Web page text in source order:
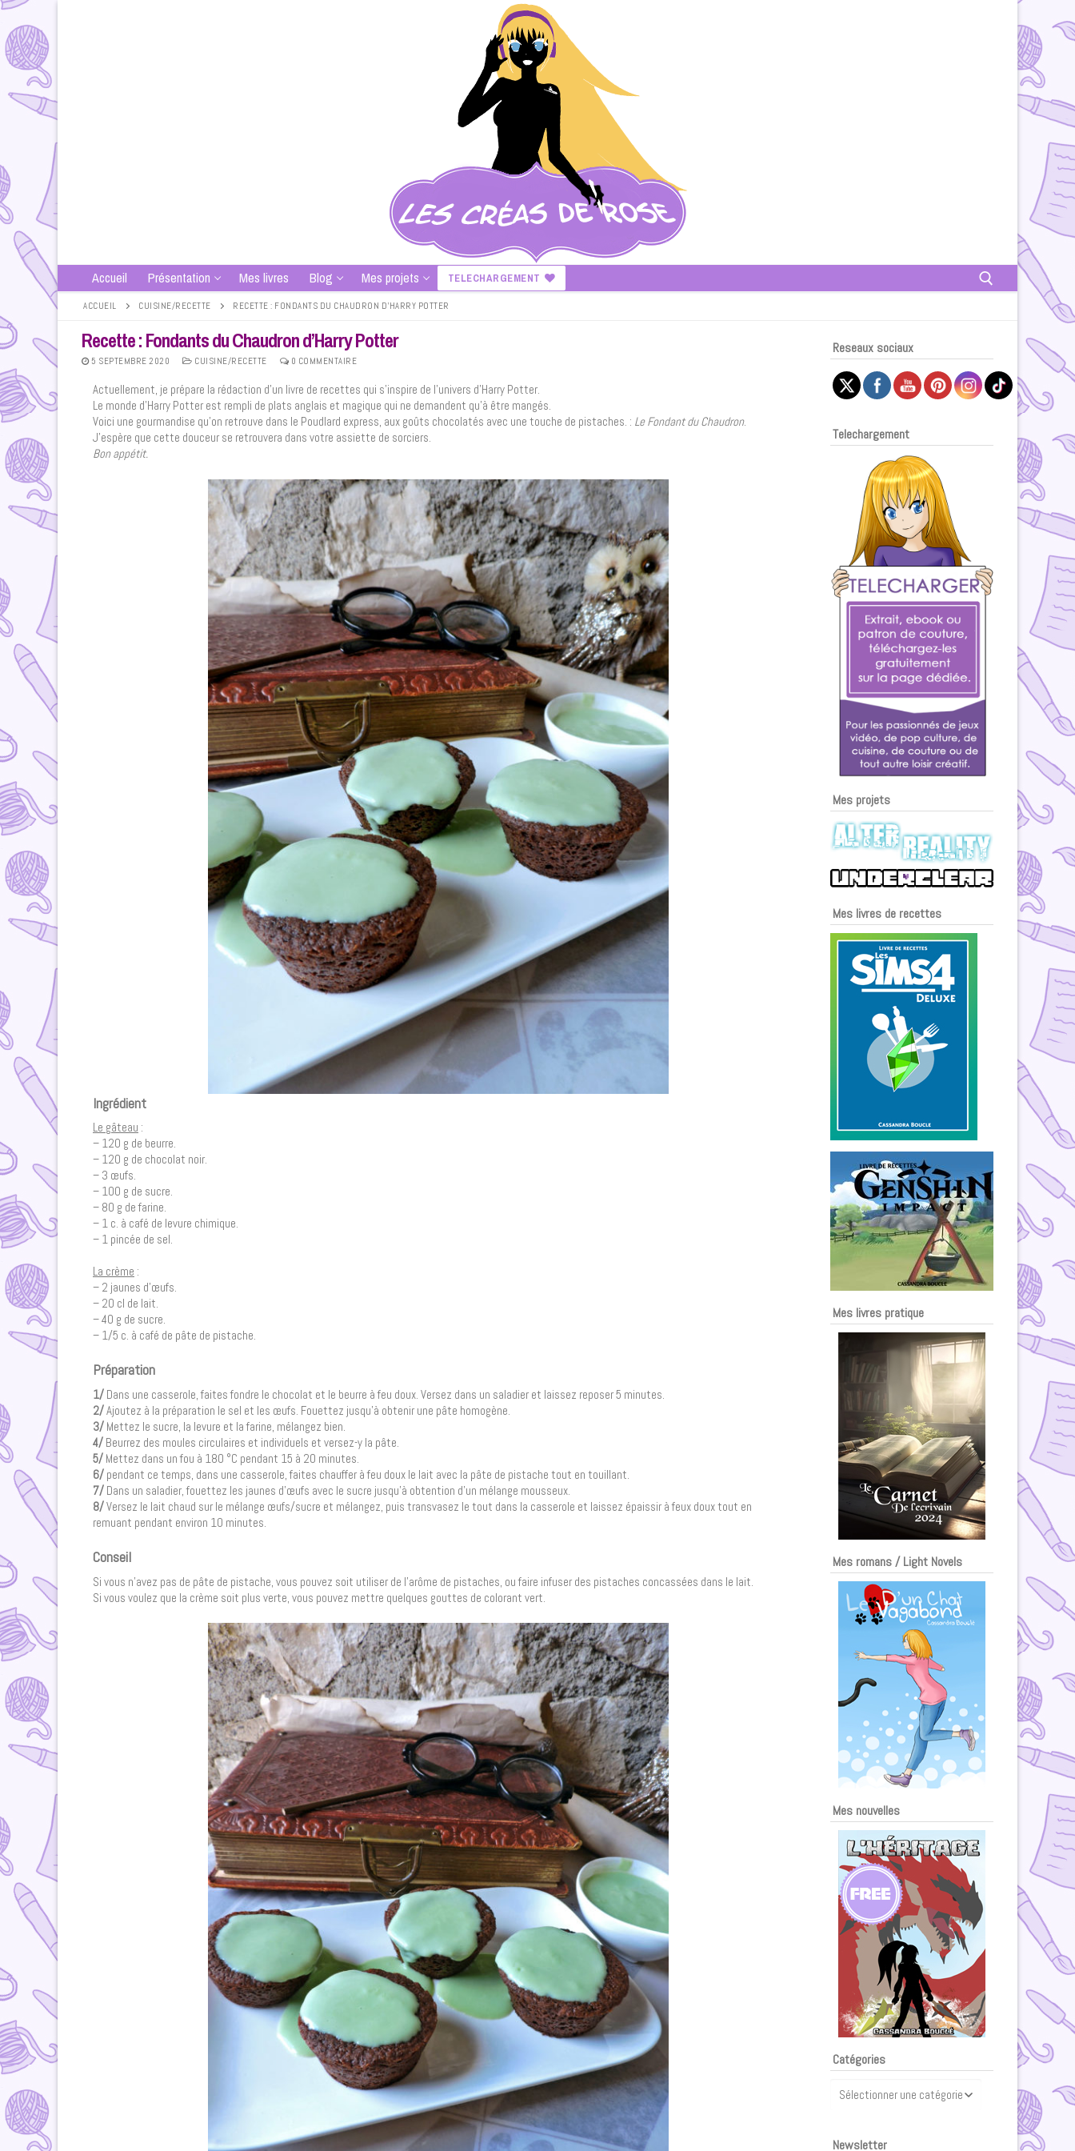
Accueil Présentation Mes livres Blog Mes projets TELECHARGEMENT
ACCUEIL CUISINE/RECETTE RECETTE : FONDANTS DU CHAUDRON D’HARRY POTTER
Recette : Fondants du Chaudron d’Harry Potter
5 SEPTEMBRE 2020 CUISINE/RECETTE 0 COMMENTAIRE
Actuellement, je prépare la rédaction d’un livre de recettes qui s’inspire de l’univers d’Harry Potter.
Le monde d’Harry Potter est rempli de plats anglais et magique qui ne demandent qu’à être mangés.
Voici une gourmandise qu’on retrouve dans le Poudlard express, aux goûts chocolatés avec une touche de pistaches. : Le Fondant du Chaudron.
J’espère que cette douceur se retrouvera dans votre assiette de sorciers.
Bon appétit.
Ingrédient
Le gâteau :
– 120 g de beurre.
– 120 g de chocolat noir.
– 3 œufs.
– 100 g de sucre.
– 80 g de farine.
– 1 c. à café de levure chimique.
– 1 pincée de sel.
La crème :
– 2 jaunes d’œufs.
– 20 cl de lait.
– 40 g de sucre.
– 1/5 c. à café de pâte de pistache.
Préparation
1/ Dans une casserole, faites fondre le chocolat et le beurre à feu doux. Versez dans un saladier et laissez reposer 5 minutes.
2/Ajoutez à la préparation le sel et les œufs. Fouettez jusqu’à obtenir une pâte homogène.
3/ Mettez le sucre, la levure et la farine, mélangez bien.
4/ Beurrez des moules circulaires et individuels et versez-y la pâte.
5/ Mettez dans un fou à 180 °C pendant 15 à 20 minutes.
6/ pendant ce temps, dans une casserole, faites chauffer à feu doux le lait avec la pâte de pistache tout en touillant.
7/ Dans un saladier, fouettez les jaunes d’œufs avec le sucre jusqu’à obtention d’un mélange mousseux.
8/Versez le lait chaud sur le mélange œufs/sucre et mélangez, puis transvasez le tout dans la casserole et laissez épaissir à feux doux tout en
remuant pendant environ 10 minutes.
Conseil
Si vous n’avez pas de pâte de pistache, vous pouvez soit utiliser de l’arôme de pistaches, ou faire infuser des pistaches concassées dans le lait.
Si vous voulez que la crème soit plus verte, vous pouvez mettre quelques gouttes de colorant vert.
Reseaux sociaux
Telechargement
Mes projets
Mes livres de recettes
Mes livres pratique
Mes romans / Light Novels
Mes nouvelles
Catégories
Newsletter